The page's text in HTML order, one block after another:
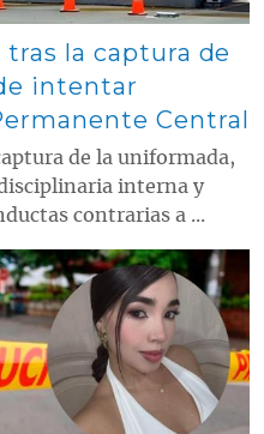
la captura de
intentar
Central
de la uniformada,
interna y
contrarias a ...